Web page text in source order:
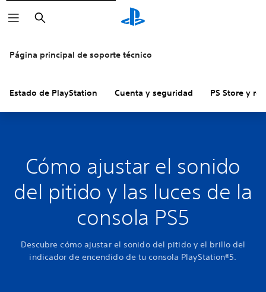
Buscar
Página principal de soporte técnico
Estado de PlayStation Cuenta y seguridad PS Store y
Cómo ajustar el sonido
del pitido y las luces de la
consola PS5
Descubre cómo ajustar el sonido del pitido y el brillo del
indicador de encendido de tu consola PlayStation®5.